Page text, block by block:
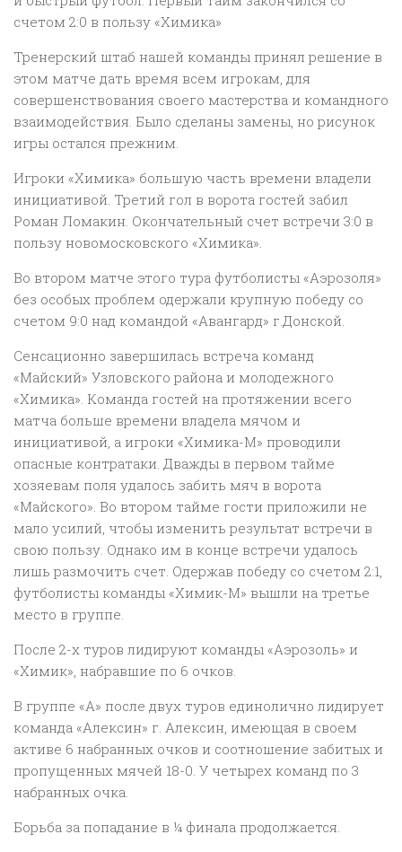
счетом 2:0 в пользу «Химика»
Тренерский штаб нашей команды принял решение в
этом матче дать время всем игрокам, для
совершенствования своего мастерства и командного
взаимодействия. Было сделаны замены, но рисунок
игры остался прежним.
Игроки «Химика» большую часть времени владели
инициативой. Третий гол в ворота гостей забил
Роман Ломакин. Окончательный счет встречи 3:0 в
пользу новомосковского «Химика».
Во втором матче этого тура футболисты «Аэрозоля»
без особых проблем одержали крупную победу со
счетом 9:0 над командой «Авангард» г.Донской.
Сенсационно завершилась встреча команд
«Майский» Узловского района и молодежного
«Химика». Команда гостей на протяжении всего
матча больше времени владела мячом и
инициативой, а игроки «Химика-М» проводили
опасные контратаки. Дважды в первом тайме
хозяевам поля удалось забить мяч в ворота
«Майского». Во втором тайме гости приложили не
мало усилий, чтобы изменить результат встречи в
свою пользу. Однако им в конце встречи удалось
лишь размочить счет. Одержав победу со счетом 2:1,
футболисты команды «Химик-М» вышли на третье
место в группе.
После 2-х туров лидируют команды «Аэрозоль» и
«Химик», набравшие по 6 очков.
В группе «А» после двух туров единолично лидирует
команда «Алексин» г. Алексин, имеющая в своем
активе 6 набранных очков и соотношение забитых и
пропущенных мячей 18-0. У четырех команд по 3
набранных очка.
Борьба за попадание в ¼ финала продолжается.